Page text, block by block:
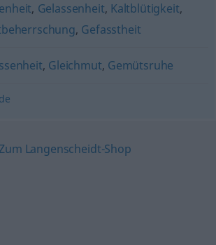
, Gelassenheit, Kaltblütigkeit,
, Gefasstheit
, Gleichmut, Gemütsruhe